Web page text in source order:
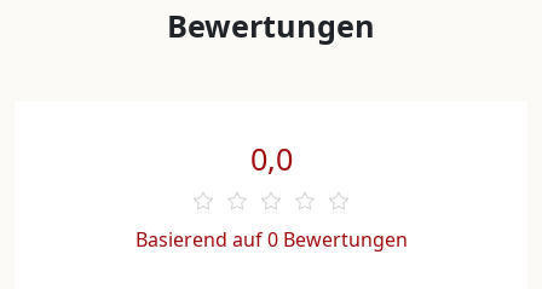
Bewertungen
0,0
Basierend auf 0 Bewertungen